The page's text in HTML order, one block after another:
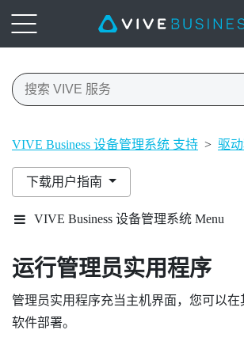
VIVE Business 设备管理系统 支持 > 驱
下载用户指南
VIVE Business 设备管理系统 Menu
运行管理员实用程序
管理员实用程序充当主机界面，您可以在
软件部署。